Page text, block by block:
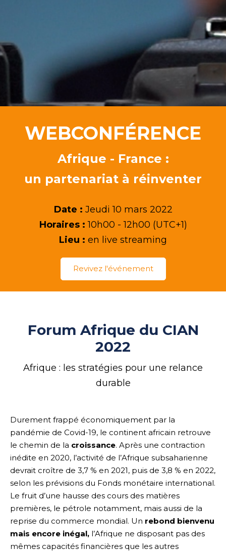
WEBCONFÉRENCE
Afrique - France :
un partenariat à réinventer
Date : Jeudi 10 mars 2022
Horaires : 10h00 - 12h00 (UTC+1)
Lieu : en live streaming
Revivez l'événement
Forum Afrique du CIAN
2022
Afrique : les stratégies pour une relance
durable
Durement frappé économiquement par la
pandémie de Covid-19, le continent africain retrouve
le chemin de la croissance. Après une contraction
inédite en 2020, l’activité de l’Afrique subsaharienne
devrait croître de 3,7 % en 2021, puis de 3,8 % en 2022,
selon les prévisions du Fonds monétaire international.
Le fruit d’une hausse des cours des matières
premières, le pétrole notamment, mais aussi de la
reprise du commerce mondial. Un rebond bienvenu
mais encore inégal, l’Afrique ne disposant pas des
mêmes capacités financières que les autres